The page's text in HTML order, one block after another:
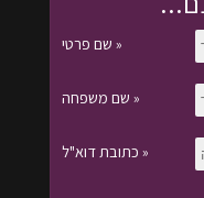
שם פרטי »
שם משפחה »
כתובת דוא"ל »